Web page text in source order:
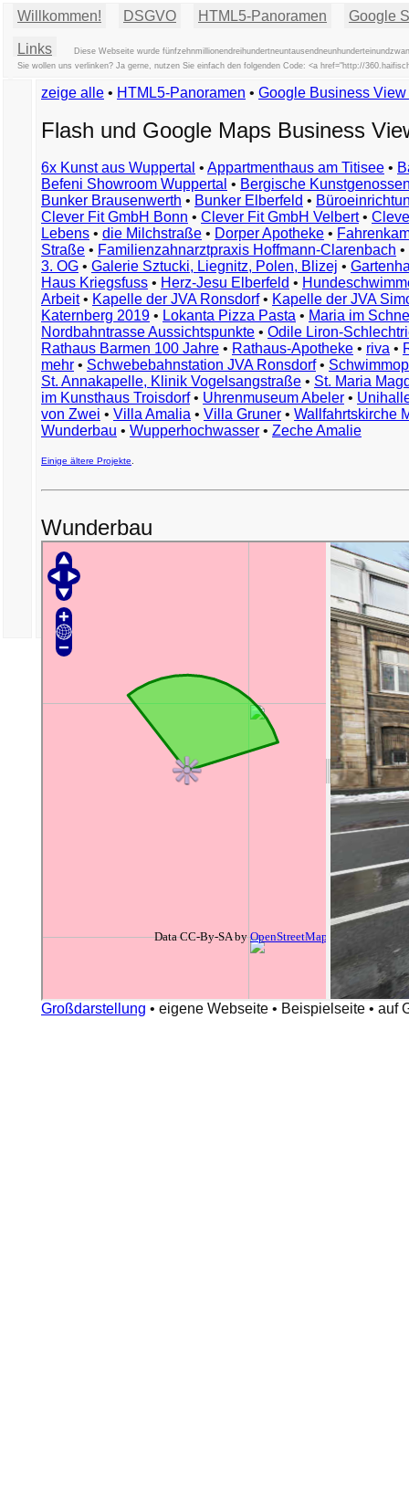
Willkommen! DSGVO HTML5-Panoramen Google
Links
Diese Webseite wurde
Sie wollen uns verlinken? Ja gerne, nutzen Sie einfach den folgenden Code: <a href="http://
zeige alle • HTML5-Panoramen • Google Business
Flash und Google Maps Business
6x Kunst aus Wuppertal • Appartmenthaus am Titisee •
Befeni Showroom Wuppertal • Bergische
Bunker Brausenwerth • Bunker Elberfeld •
Clever Fit GmbH Bonn • Clever Fit GmbH Velbert•
Lebens • die Milchstraße • Dorper Apotheke •
Straße • Familienzahnarztpraxis Hoffmann-Clarenbach •
3. OG • Galerie Sztucki, Liegnitz, Polen, Blizej •
Haus Kriegsfuss • Herz-Jesu Elberfeld •
Arbeit• Kapelle der JVA Ronsdorf• Kapelle der JVA
Katernberg 2019 • Lokanta Pizza Pasta • Maria im
Nordbahntrasse Aussichtspunkte • Odile Liron-
Rathaus Barmen 100 Jahre • Rathaus-Apotheke • riva •
mehr • Schwebebahnstation JVA Ronsdorf•
St. Annakapelle, Klinik Vogelsangstraße • St. Maria
im Kunsthaus Troisdorf• Uhrenmuseum Abeler •
von Zwei • Villa Amalia • Villa Gruner • Wallfahrtskirche
Wunderbau • Wupperhochwasser • Zeche Amalie
Einige ältere Projekte
Wunderbau
Großdarstellung • eigene Webseite • Beispielseite • auf